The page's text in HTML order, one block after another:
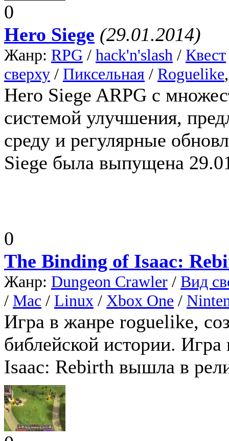
0
Hero Siege (29.01.2014)
Жанр: RPG / hack'n'slash / Квест
сверху / Пиксельная / Roguelike
Hero Siege ARPG с
системой улучшения,
среду и регулярные
Siege была выпущена
0
The Binding of Isaac:
Жанр: Dungeon Crawler / Вид
/ Mac / Linux / Xbox One /
Игра в жанре roguelike,
библейской истории.
Isaac: Rebirth вышла в